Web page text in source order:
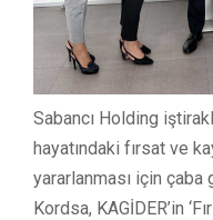
Sabancı Holding
hayatındaki fırsat ve
yararlanması için
Kordsa, KAGİDER’in